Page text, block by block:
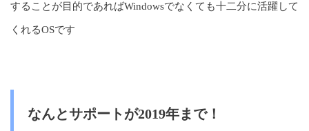
することが目的であればWindowsでなくても十二分に活躍して
くれるOSです
なんとサポートが2019年まで！